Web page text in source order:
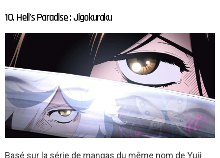
10. Hell’s Paradise : Jigokuraku
Basé sur la série de mangas du même nom de Yuji